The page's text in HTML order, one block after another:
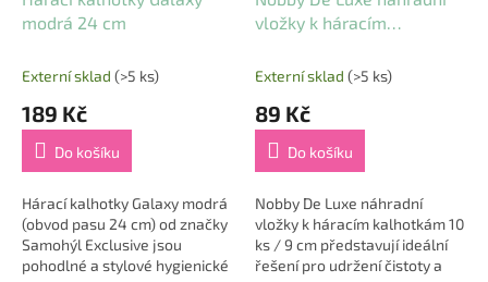
modrá 24 cm
Externí sklad (>5 ks)
189 Kč
Do košíku
Hárací kalhotky Galaxy modrá
(obvod pasu 24 cm) od značky
Samohýl Exclusive jsou
pohodlné a stylové hygienické
vložky k háracím
Externí sklad (>5 ks)
89 Kč
Do košíku
Nobby De Luxe náhradní
vložky k háracím kalhotkám 10
ks / 9 cm představují ideální
řešení pro udržení čistoty a